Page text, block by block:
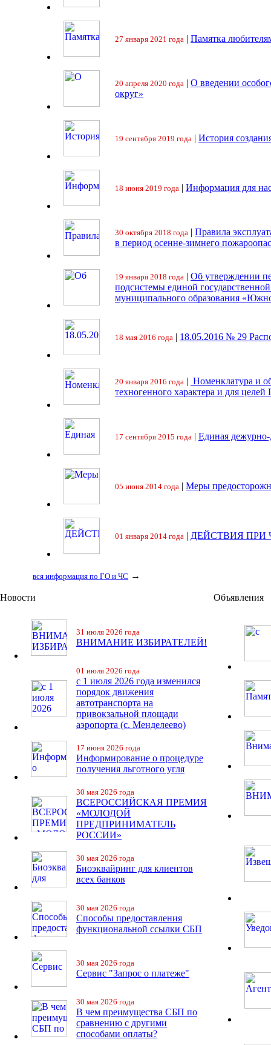
27 января 2021 года | Памятка
20 апреля 2020 года | О введении
округ»
19 сентября 2019 года | История
18 июня 2019 года | Информация для
30 октября 2018 года | Правила
в период осенне-зимнего
19 января 2018 года | Об утверждении
подсистемы единой
муниципального образования
18 мая 2016 года | 18.05.2016 № 29
20 января 2016 года | Номенклатура и
техногенного характера и для целей
17 сентября 2015 года | Единая
05 июня 2014 года | Меры
01 января 2014 года | ДЕЙСТВИЯ ПРИ
вся информация по ГО и ЧС →
Новости
31 июля 2026 года
ВНИМАНИЕ ИЗБИРАТЕЛЕЙ!
01 июля 2026 года
с 1 июля 2026 года изменился
порядок движения
автотранспорта на
привокзальной площади
аэропорта (с. Менделеево)
17 июня 2026 года
Информирование о процедуре
получения льготного угля
30 мая 2026 года
ВСЕРОССИЙСКАЯ ПРЕМИЯ
«МОЛОДОЙ
ПРЕДПРИНИМАТЕЛЬ
РОССИИ»
30 мая 2026 года
Биоэквайринг для клиентов
всех банков
30 мая 2026 года
Способы предоставления
функциональной ссылки СБП
30 мая 2026 года
Сервис "Запрос о платеже"
30 мая 2026 года
В чем преимущества СБП по
сравнению с другими
способами оплаты?
Объявления